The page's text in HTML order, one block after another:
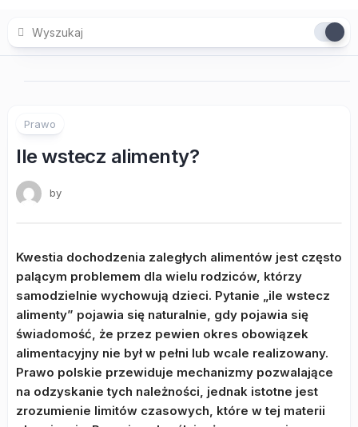
content
Prawo
Ile wstecz alimenty?
by
Kwestia dochodzenia zaległych alimentów jest często
palącym problemem dla wielu rodziców, którzy
samodzielnie wychowują dzieci. Pytanie „ile wstecz
alimenty” pojawia się naturalnie, gdy pojawia się
świadomość, że przez pewien okres obowiązek
alimentacyjny nie był w pełni lub wcale realizowany.
Prawo polskie przewiduje mechanizmy pozwalające
na odzyskanie tych należności, jednak istotne jest
zrozumienie limitów czasowych, które w tej materii